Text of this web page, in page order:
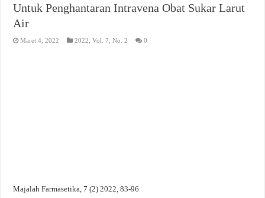
Untuk Penghantaran Intravena Obat Sukar Larut
Air
Maret 4, 2022 2022 ,Vol. 7, No. 2 0
Majalah Farmasetika, 7 (2) 2022, 83-96